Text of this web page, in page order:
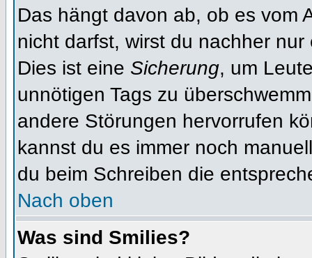
Das hängt davon ab, ob es vom
nicht darfst, wirst du nachher
Dies ist eine Sicherung, um
unnötigen Tags zu
andere Störungen hervorrufen
kannst du es immer noch
du beim Schreiben die
Nach oben
Was sind Smilies?